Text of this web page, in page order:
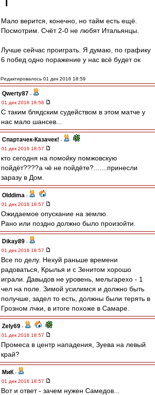
Мало верится, конечно, но тайм есть ещё.
Посмотрим. Счёт 2-0 не любят Итальянцы.
Лучше сейчас проиграть. Я думаю, по графику
6 побед одно поражение у нас всё будет ок
Редактировалось 01 дек 2016 18:59
Qwerty87 -
01 дек 2016 18:58
С таким блядским судейством в этом матче у
нас мало шансев...
Спартачек-Казачек! -
01 дек 2016 18:57
кто сегодня на помойку помжовскую
пойдёт????а чё не пойдёте?.......принесли
заразу в Дом.
Olddima -
01 дек 2016 18:57
Ожидаемое опускание на землю.
Рано или поздно должно было произойти.
Dikay89 -
01 дек 2016 18:57
Все по делу. Нехуй раньше времени
радоваться, Крылья и с Зенитом хорошо
играли. Давыдов не уровень, мельгарехо - 1
чел на поле. Зимой усилимся и должно быть
получше, задел то есть, должны были терять в
Грозном лчки, в итоге похоже в Самаре.
Zely69 -
01 дек 2016 18:57
Промеса в центр нападения, Зуева на левый
край?
МиК -
01 дек 2016 18:57
Вот и ответ - зачем нужен Самедов...